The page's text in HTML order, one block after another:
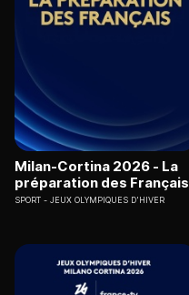
Milan-Cortina 2026 - La
préparation des Français
SPORT JEUX OLYMPIQUES D'HIVER